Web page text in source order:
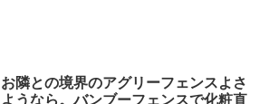
お隣との境界のアグリーフェンスよさ
ようなら。バンブーフェンスで化粧直